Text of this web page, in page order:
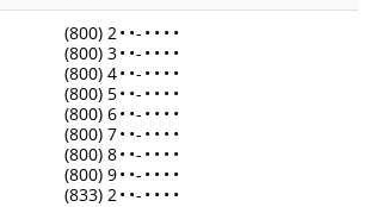
(800) 2• •- • • • •
(800) 3• •- • • • •
(800) 4• •- • • • •
(800) 5• •- • • • •
(800) 6• •- • • • •
(800) 7• •- • • • •
(800) 8• •- • • • •
(800) 9• •- • • • •
(833) 2• •- • • • •